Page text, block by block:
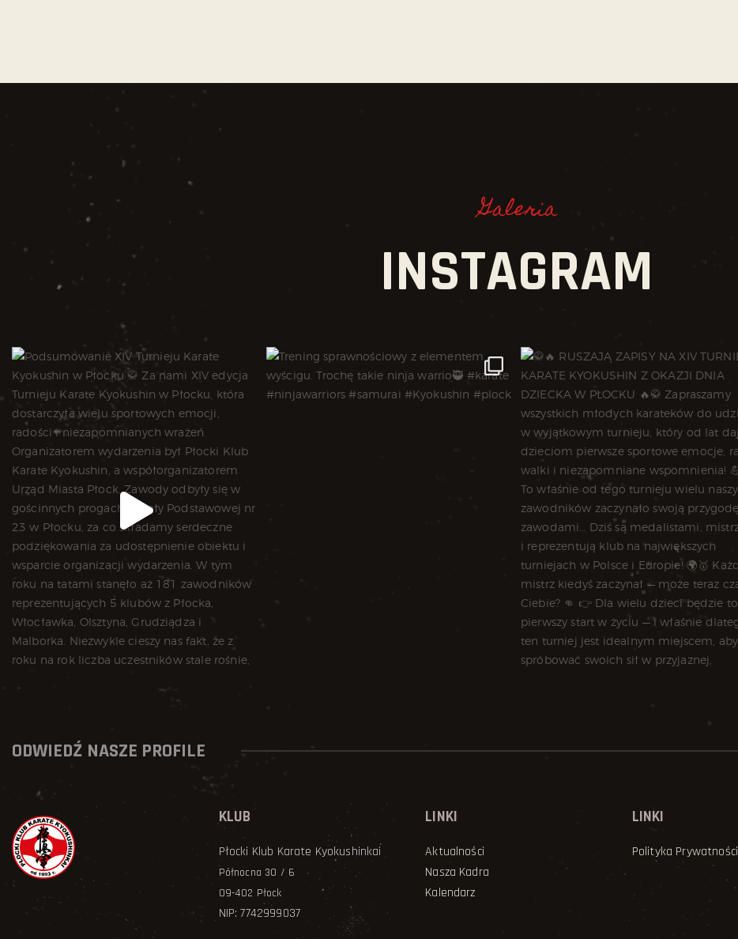
Galeria
INSTAGRAM
ODWIEDŹ NASZE PROFILE
KLUB
Płocki Klub Karate Kyokushinkai
Północna 30 / 6
09-402 Płock
NIP: 7742999037
LINKI
Aktualności
Nasza Kadra
Kalendarz
LINKI
Polityka Prywatności